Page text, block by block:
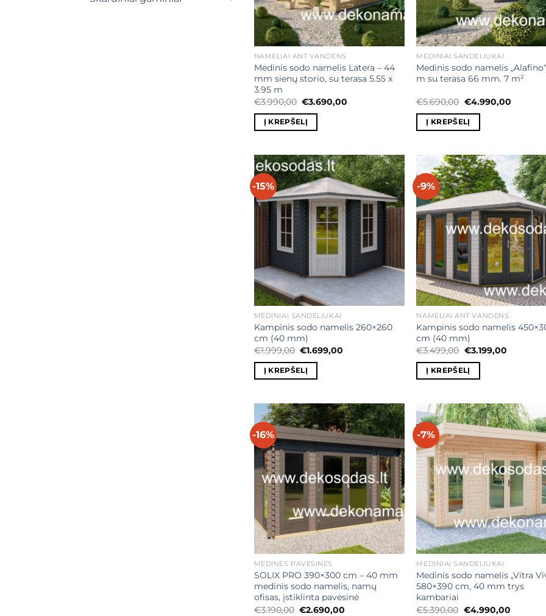
NAMELIAI ANT VANDENS
Medinis sodo namelis Latera – 44
mm sienų storio, su terasa 5.55 x
3.95 m
€3.990,00 Original
was:
€3.990,00.
€3.690,00
Į KREPŠELĮ
MEDINIAI SANDĖLIUKAI
Medinis sodo namelis
m su terasa 66 mm. 7 m²
€5.690,00 Original
was:
€5.690,00.
€4.990,00Current
Į KREPŠELĮ
-15% Mėgstamiausias
MEDINIAI SANDĖLIUKAI
Kampinis sodo namelis 260×260
cm (40 mm)
€1.999,00 Original
was:
€1.999,00.
€1.699,00
Į KREPŠELĮ
-9%
NAMELIAI ANT VANDENS
Kampinis sodo namelis
cm (40 mm)
€3.499,00 Original
was:
€3.499,00.
€3.199,00Current
Į KREPŠELĮ
-16% Mėgstamiausias
MEDINĖS PAVĖSINĖS
SOLIX PRO 390×300 cm – 40 mm
medinis sodo namelis, namų
ofisas, įstiklinta pavėsinė
€3.190,00 Original
€2.690,00
-7%
MEDINIAI SANDĖLIUKAI
Medinis sodo namelis „Vitra
580×390 cm, 40 mm trys
kambariai
€5.390,00 Original
€4.990,00Current